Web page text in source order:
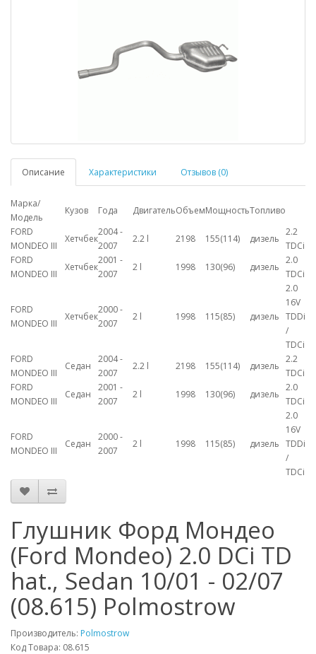
Описание Характеристики Отзывов (0)
Марка/
Модель
Кузов Года ДвигательОбъемМощностьТопливо
FORD
MONDEO III
Хетчбек
2004 -
2007
2.2 l 2198 155(114) дизель
2.2
TDCi
FORD
MONDEO III
Хетчбек
2001 -
2007
2 l 1998 130(96) дизель
2.0
TDCi
FORD
MONDEO III
Хетчбек
2000 -
2007
2 l 1998 115(85) дизель
2.0
16V
TDDi
/
TDCi
FORD
MONDEO III
Седан
2004 -
2007
2.2 l 2198 155(114) дизель
2.2
TDCi
FORD
MONDEO III
Седан
2001 -
2007
2 l 1998 130(96) дизель
2.0
TDCi
FORD
MONDEO III
Седан
2000 -
2007
2 l 1998 115(85) дизель
2.0
16V
TDDi
/
TDCi
Глушник Форд Мондео
(Ford Mondeo) 2.0 DCi TD
hat., Sedan 10/01 - 02/07
(08.615) Polmostrow
Производитель: Polmostrow
Код Товара: 08.615